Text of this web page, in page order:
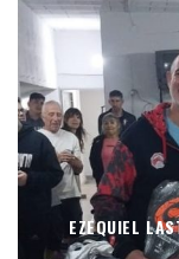
EZEQUIEL